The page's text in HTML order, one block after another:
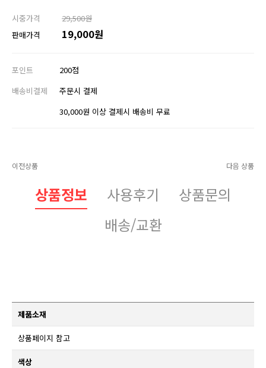
시중가격
29,500원
판매가격
19,000원
포인트
200점
배송비결제
주문시 결제
30,000원 이상 결제시 배송비 무료
이전상품 다음 상품
상품정보 사용후기
상품문의
배송/교환
제품소재
상품페이지 참고
색상